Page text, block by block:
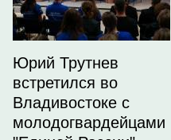
Юрий Трутнев
встретился во
Владивостоке с
молодогвардейцами